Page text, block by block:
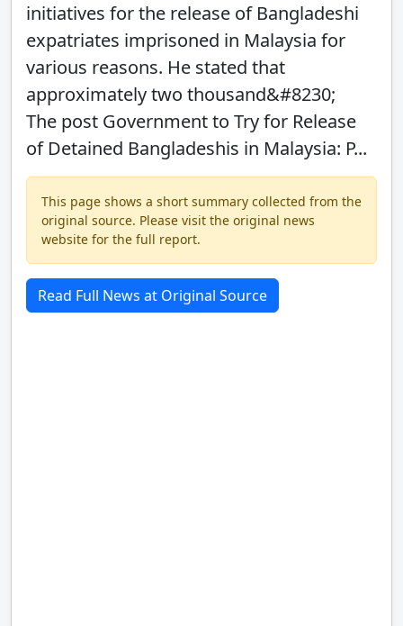
initiatives for the release of Bangladeshi
expatriates imprisoned in Malaysia for
various reasons. He stated that
approximately two thousand&#8230;
The post Government to Try for Release
of Detained Bangladeshis in Malaysia: P...
This page shows a short summary collected from the
original source. Please visit the original news
website for the full report.
Read Full News at Original Source